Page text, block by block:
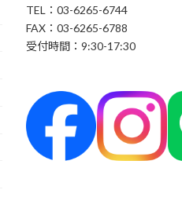
TEL：03-6265-6744
FAX：03-6265-6788
受付時間：9:30-17:30